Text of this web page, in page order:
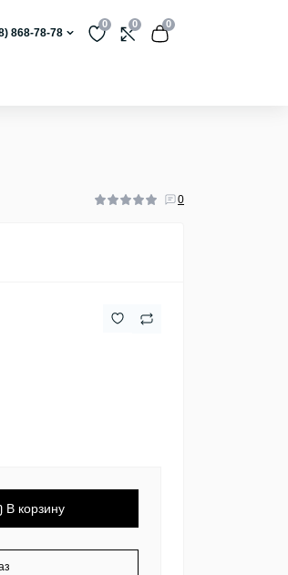
868-78-78
0 0 0
0
В корзину